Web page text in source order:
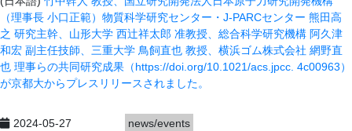
（理事長 小口正範）物質科学研究センター・J-PARCセンター 熊田高
之 研究主幹、山形大学 西辻祥太郎 准教授、総合科学研究機構 阿久津
和宏 副主任技師、三重大学 鳥飼直也 教授、横浜ゴム株式会社 網野直
也 理事らの共同研究成果（https://doi.org/10.1021/acs.jpcc. 4c00963）
が京都大からプレスリリースされました。
2024-05-27
news/events